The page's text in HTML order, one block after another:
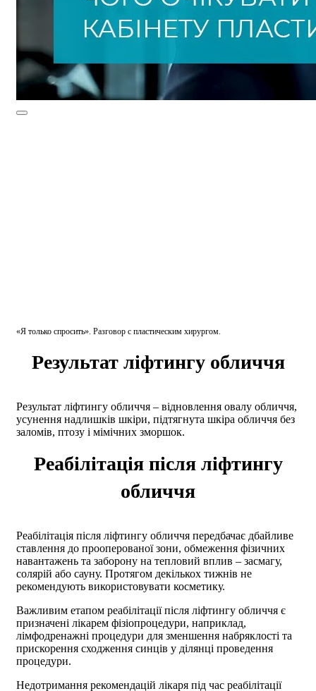
«Я только спросить». Разговор с пластическим хирургом.
Результат ліфтингу обличчя
Результат ліфтингу обличчя – відновлення овалу обличчя,
усунення надлишків шкіри, підтягнута шкіра обличчя без
заломів, птозу і мімічних зморшок.
Реабілітація після ліфтингу
обличчя
Реабілітація після ліфтингу обличчя передбачає дбайливе
ставлення до прооперованої зони, обмеження фізичних
навантажень та заборону на тепловий вплив – засмагу,
солярій або сауну. Протягом декількох тижнів не
рекомендують використовувати косметику.
Важливим етапом реабілітації після ліфтингу обличчя є
призначені лікарем фізіопроцедури, наприклад,
лімфодренажні процедури для зменшення набряклості та
прискорення сходження синців у ділянці проведення
процедури.
Недотримання рекомендацій лікаря під час реабілітації